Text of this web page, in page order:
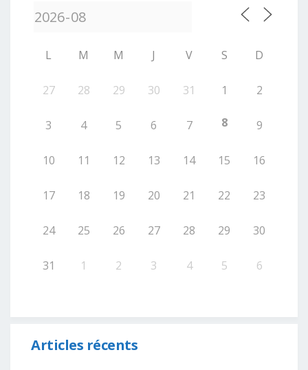
L M M J V S D
27 28 29 30 31 1 2
3 4 5 6 7 8 9
10 11 12 13 14 15 16
17 18 19 20 21 22 23
24 25 26 27 28 29 30
31 1 2 3 4 5 6
Articles récents